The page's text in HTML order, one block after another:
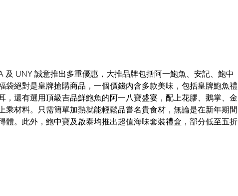
及 UNY 誠意推出多重優惠，大推品牌包括阿一鮑魚、安記、鮑中
袋絕對是皇牌搶購商品，一個價錢內含多款美味，包括皇牌鮑魚禮
，還有選用頂級吉品鮮鮑魚的阿一八寶盛宴，配上花膠、鵝掌、金
乘材料。只需簡單加熱就能輕鬆品嘗名貴食材，無論是在新年期間
體。此外，鮑中寶及啟泰均推出超值海味套裝禮盒，部分低至五折